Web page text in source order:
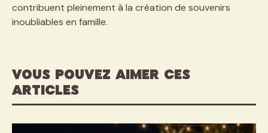
contribuent pleinement à la création de souvenirs
inoubliables en famille.
VOUS POUVEZ AIMER CES
ARTICLES